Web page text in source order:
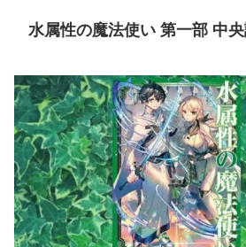
水属性の魔法使い 第一部 中